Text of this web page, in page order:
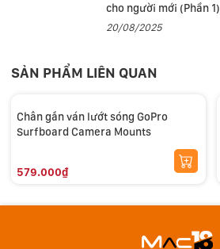
cho người mới (Phần 1)
20/08/2025
SẢN PHẨM LIÊN QUAN
Chân gắn ván lướt sóng GoPro
Surfboard Camera Mounts
579.000₫